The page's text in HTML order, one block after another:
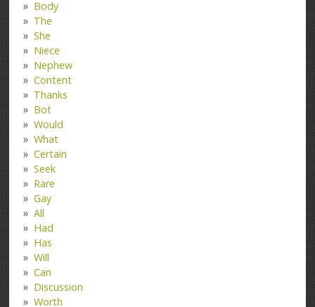
Body
The
She
Niece
Nephew
Content
Thanks
Bot
Would
What
Certain
Seek
Rare
Gay
All
Had
Has
Will
Can
Discussion
Worth